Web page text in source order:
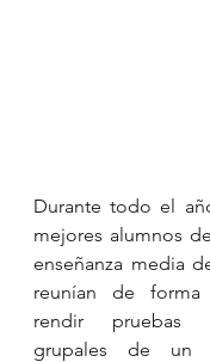
Durante todo el
mejores alumnos
enseñanza media
reunían de forma
rendir pruebas
grupales de